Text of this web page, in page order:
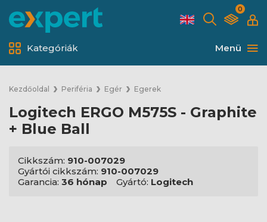
0
Menü
Kategóriák
Kezdőoldal Periféria Egér Egerek
Logitech ERGO M575S - Graphite
+ Blue Ball
Cikkszám: 910-007029
Gyártói cikkszám: 910-007029
Garancia: 36 hónap Gyártó: Logitech